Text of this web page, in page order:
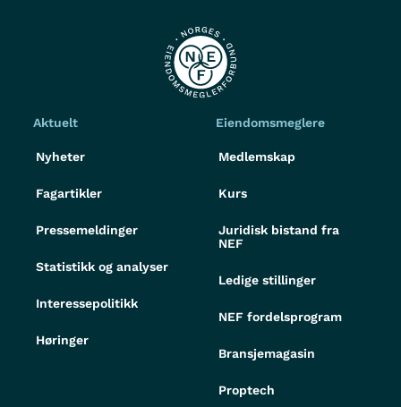
Aktuelt
Nyheter
Fagartikler
Pressemeldinger
Statistikk og analyser
Interessepolitikk
Høringer
Eiendomsmeglere
Medlemskap
Kurs
Juridisk bistand fra
NEF
Ledige stillinger
NEF fordelsprogram
Bransjemagasin
Proptech